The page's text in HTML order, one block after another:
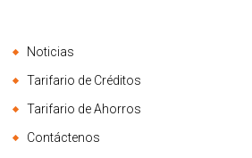
Noticias
Tarifario de Créditos
Tarifario de Ahorros
Contáctenos